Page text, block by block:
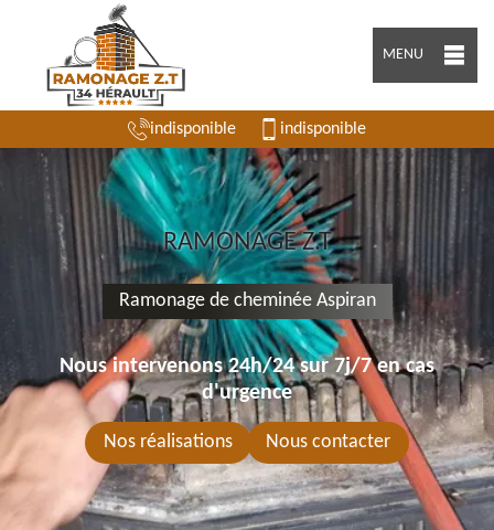
MENU
indisponible indisponible
RAMONAGE Z.T
Ramonage de cheminée Aspiran
Nous intervenons 24h/24 sur 7j/7 en cas
d'urgence
Nos réalisations Nous contacter